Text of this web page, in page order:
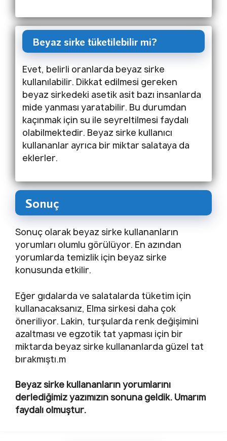
Beyaz sirke tüketilebilir mi?
Evet, belirli oranlarda beyaz sirke
kullanılabilir. Dikkat edilmesi gereken
beyaz sirkedeki asetik asit bazı insanlarda
mide yanması yaratabilir. Bu durumdan
kaçınmak için su ile seyreltilmesi faydalı
olabilmektedir. Beyaz sirke kullanıcı
kullananlar ayrıca bir miktar salataya da
eklerler.
Sonuç
Sonuç olarak beyaz sirke kullananların
yorumları olumlu görülüyor. En azından
yorumlarda temizlik için beyaz sirke
konusunda etkilir.
Eğer gıdalarda ve salatalarda tüketim için
kullanacaksanız, Elma sirkesi daha çok
öneriliyor. Lakin, turşularda renk değişimini
azaltması ve egzotik tat yapması için bir
miktarda beyaz sirke kullananlarda güzel tat
bırakmıştı.m
Beyaz sirke kullananların yorumlarını
derlediğimiz yazımızın sonuna geldik. Umarım
faydalı olmuştur.